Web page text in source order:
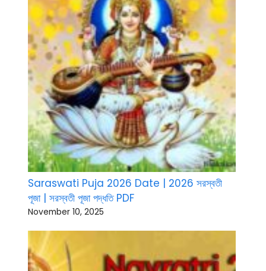
Saraswati Puja 2026 Date | 2026 সরস্বতী
পূজা | সরস্বতী পূজা পদ্ধতি PDF
November 10, 2025